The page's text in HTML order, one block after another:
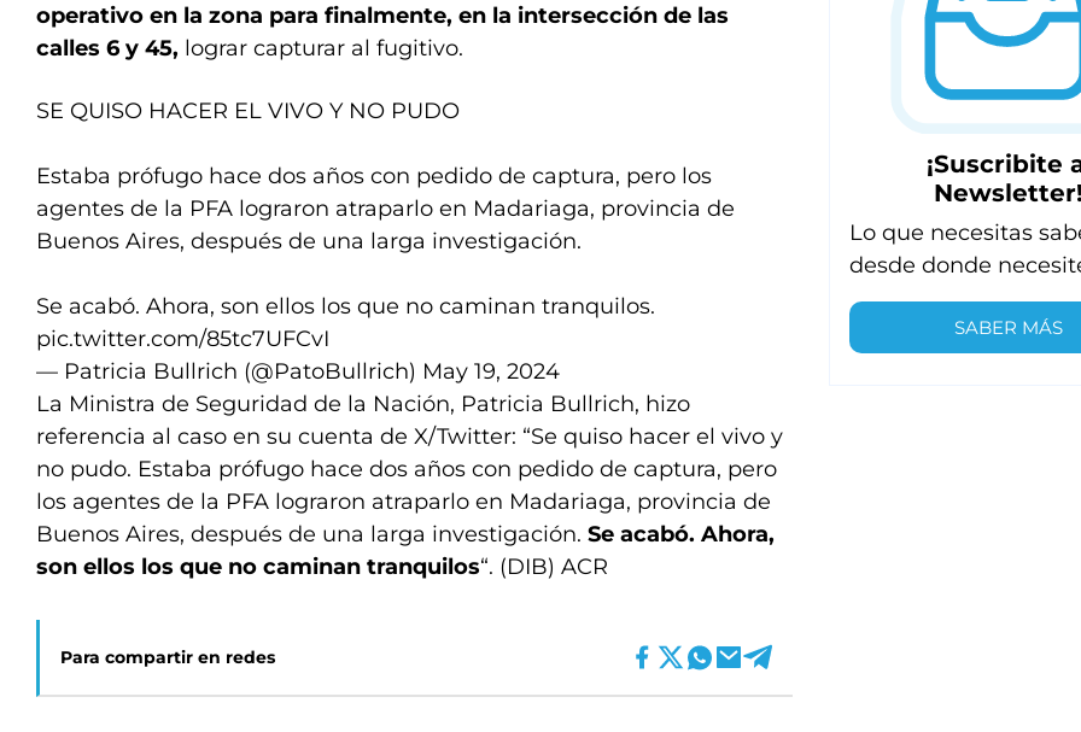
operativo en la zona para finalmente, en la intersección de las
calles 6 y 45, lograr capturar al fugitivo.
SE QUISO HACER EL VIVO Y NO PUDO
Estaba prófugo hace dos años con pedido de captura, pero los
agentes de la PFA lograron atraparlo en Madariaga, provincia de
Buenos Aires, después de una larga investigación.
Se acabó. Ahora, son ellos los que no caminan tranquilos.
pic.twitter.com/85tc7UFCvI
— Patricia Bullrich (@PatoBullrich) May 19, 2024
La Ministra de Seguridad de la Nación, Patricia Bullrich, hizo
referencia al caso en su cuenta de X/Twitter: “Se quiso hacer el vivo y
no pudo. Estaba prófugo hace dos años con pedido de captura, pero
los agentes de la PFA lograron atraparlo en Madariaga, provincia de
Buenos Aires, después de una larga investigación. Se acabó. Ahora,
son ellos los que no caminan tranquilos“. (DIB) ACR
Para compartir en redes
¡Suscribite
Newsletter!
Lo que necesitas
desde donde
SABER MÁS